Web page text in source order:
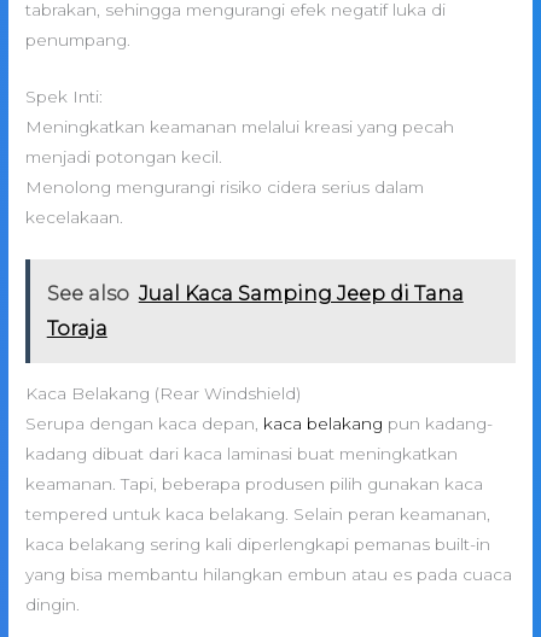
tabrakan, sehingga mengurangi efek negatif luka di
penumpang.
Spek Inti:
Meningkatkan keamanan melalui kreasi yang pecah
menjadi potongan kecil.
Menolong mengurangi risiko cidera serius dalam
kecelakaan.
See also Jual Kaca Samping Jeep di Tana
Toraja
Kaca Belakang (Rear Windshield)
Serupa dengan kaca depan, kaca belakang pun kadang-
kadang dibuat dari kaca laminasi buat meningkatkan
keamanan. Tapi, beberapa produsen pilih gunakan kaca
tempered untuk kaca belakang. Selain peran keamanan,
kaca belakang sering kali diperlengkapi pemanas built-in
yang bisa membantu hilangkan embun atau es pada cuaca
dingin.